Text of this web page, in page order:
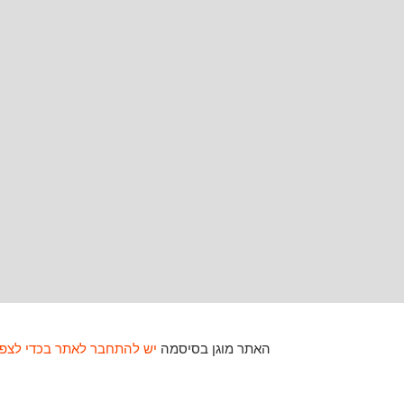
האתר מוגן בסיסמה יש להתחבר לאתר בכדי